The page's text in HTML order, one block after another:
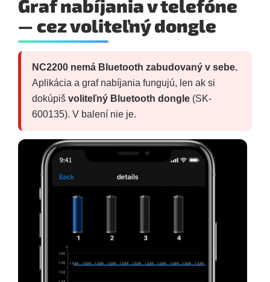
Graf nabíjania v telefóne
— cez voliteľný dongle
NC2200 nemá Bluetooth zabudovaný v sebe.
Aplikácia a graf nabíjania fungujú, len ak si
dokúpiš voliteľný Bluetooth dongle (SK-
600135). V balení nie je.